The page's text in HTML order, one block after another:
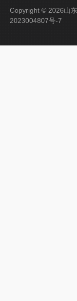
Copyright © 2026山
2023004807号-7